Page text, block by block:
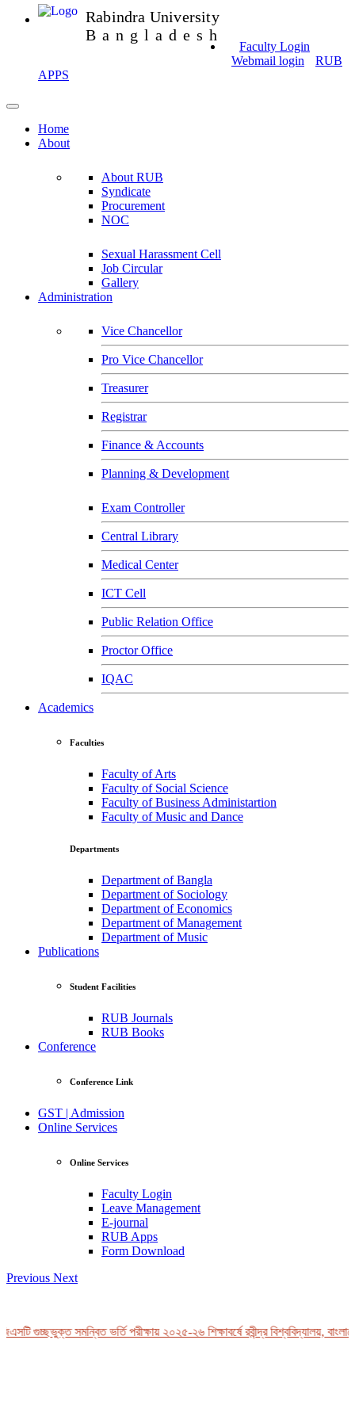
Rabindra University
Bangladesh
Faculty Login
Webmail login
RUB
APPS
Home
About
About RUB
Syndicate
Procurement
NOC
Sexual Harassment Cell
Job Circular
Gallery
Administration
Vice Chancellor
Pro Vice Chancellor
Treasurer
Registrar
Finance & Accounts
Planning & Development
Exam Controller
Central Library
Medical Center
ICT Cell
Public Relation Office
Proctor Office
IQAC
Academics
Faculties
Faculty of Arts
Faculty of Social Science
Faculty of Business Administartion
Faculty of Music and Dance
Departments
Department of Bangla
Department of Sociology
Department of Economics
Department of Management
Department of Music
Publications
Student Facilities
RUB Journals
RUB Books
Conference
Conference Link
GST | Admission
Online Services
Online Services
Faculty Login
Leave Management
E-journal
RUB Apps
Form Download
Previous Next
গুচ্ছভুক্ত সমন্বিত ভর্তি পরীক্ষায় ২০২৫-২৬ শিক্ষাবর্ষে রবীন্দ্র বিশ্ববিদ্যালয়,